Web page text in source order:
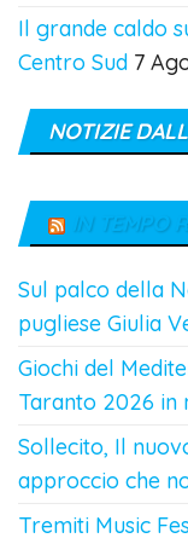
Il grande caldo
Centro Sud 7
NOTIZIE
IN TEMPO
Sul palco della
pugliese Giulia
Giochi del
Taranto 2026 in
Sollecito, Il
approccio che
Tremiti Music